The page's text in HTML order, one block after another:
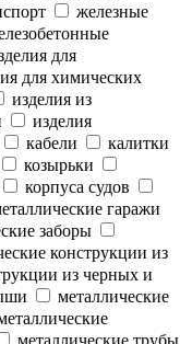
железные
для
для химических
изделия из
изделия
кабели
калитки
козырьки
корпуса судов
гаражи
заборы
конструкции из
из черных и
металлические
металлические трубы